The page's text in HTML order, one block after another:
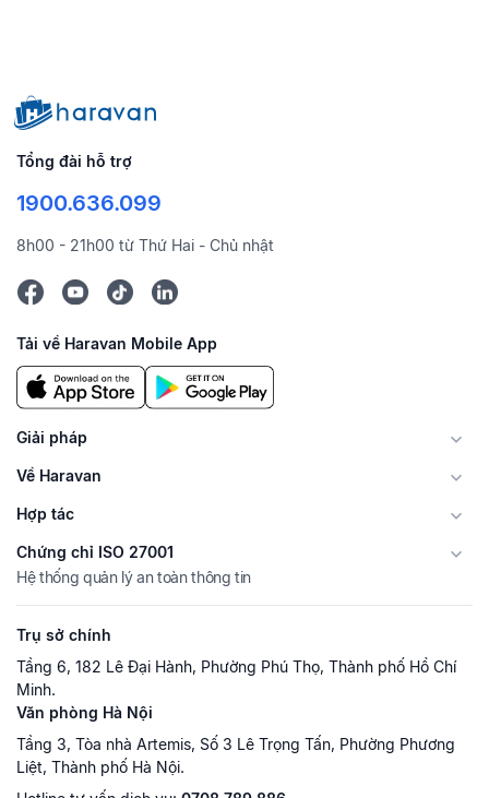
Tổng đài hỗ trợ
1900.636.099
8h00 - 21h00 từ Thứ Hai - Chủ nhật
Tải về Haravan Mobile App
Giải pháp
Về Haravan
Hợp tác
Chứng chỉ ISO 27001
Hệ thống quản lý an toàn thông tin
Trụ sở chính
Tầng 6, 182 Lê Đại Hành, Phường Phú Thọ, Thành phố Hồ Chí
Minh.
Văn phòng Hà Nội
Tầng 3, Tòa nhà Artemis, Số 3 Lê Trọng Tấn, Phường Phương
Liệt, Thành phố Hà Nội.